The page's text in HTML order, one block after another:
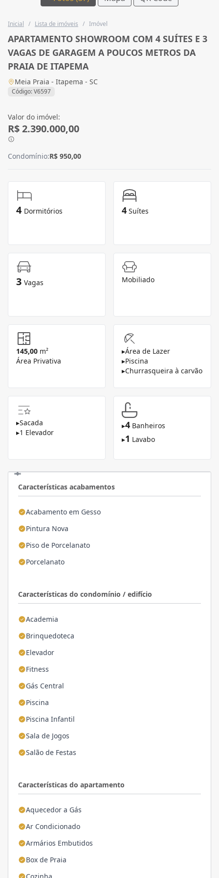
Inicial / Lista de imóveis / Imóvel
APARTAMENTO SHOWROOM COM 4 SUÍTES E 3
VAGAS DE GARAGEM A POUCOS METROS DA
PRAIA DE ITAPEMA
Meia Praia - Itapema - SC
Código: V6597
Valor do imóvel:
R$ 2.390.000,00
Condomínio:R$ 950,00
4 Dormitórios 4 Suítes
3 Vagas Mobiliado
145,00 m²
Área Privativa
▸Área de Lazer
▸Piscina
▸Churrasqueira à carvão
▸Sacada
▸1 Elevador
▸4 Banheiros
▸1 Lavabo
Características acabamentos
Acabamento em Gesso
Pintura Nova
Piso de Porcelanato
Porcelanato
Características do condomínio / edifício
Academia
Brinquedoteca
Elevador
Fitness
Gás Central
Piscina
Piscina Infantil
Sala de Jogos
Salão de Festas
Características do apartamento
Aquecedor a Gás
Ar Condicionado
Armários Embutidos
Box de Praia